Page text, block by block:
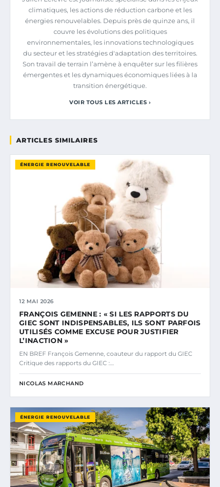
climatiques, les actions de réduction carbone et les
énergies renouvelables. Depuis près de quinze ans, il
couvre les évolutions des politiques
environnementales, les innovations technologiques
du secteur et les stratégies d'adaptation des territoires.
Son travail de terrain l’amène à enquêter sur les filières
émergentes et les dynamiques économiques liées à la
transition énergétique.
VOIR TOUS LES ARTICLES ›
ARTICLES SIMILAIRES
ÉNERGIE RENOUVELABLE
12 MAI 2026
FRANÇOIS GEMENNE : « SI LES RAPPORTS DU
GIEC SONT INDISPENSABLES, ILS SONT PARFOIS
UTILISÉS COMME EXCUSE POUR JUSTIFIER
L’INACTION »
EN BREF François Gemenne, coauteur du rapport du GIEC
Critique des rapports du GIEC :…
NICOLAS MARCHAND
ÉNERGIE RENOUVELABLE